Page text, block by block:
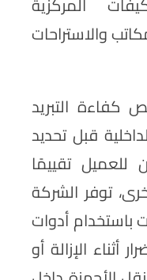
والاستراحات
كفاءة التبريد
قبل تحديد
للعميل تقييمًا
توفر الشركة
باستخدام أدوات
الإزالة أو